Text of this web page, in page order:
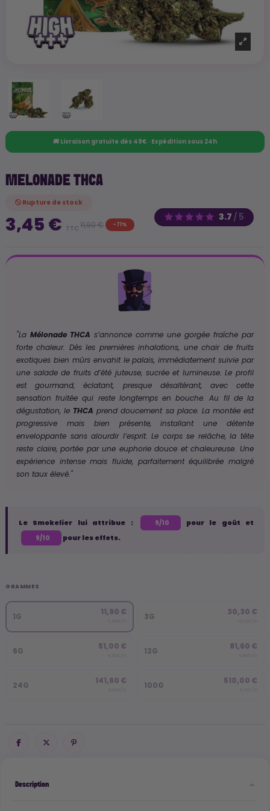
🚚 Livraison gratuite dès 49€ · Expédition sous 24h
MELONADE THCA
3.7 / 5
Rupture de stock
3,45 € TTC 11,90 € -71%
"La Mélonade THCA s’annonce comme une gorgée fraîche par
forte chaleur. Dès les premières inhalations, une chair de fruits
exotiques bien mûrs envahit le palais, immédiatement suivie par
une salade de fruits d’été juteuse, sucrée et lumineuse. Le profil
est gourmand, éclatant, presque désaltérant, avec cette
sensation fruitée qui reste longtemps en bouche. Au fil de la
dégustation, le THCA prend doucement sa place. La montée est
progressive mais bien présente, installant une détente
enveloppante sans alourdir l’esprit. Le corps se relâche, la tête
reste claire, portée par une euphorie douce et chaleureuse. Une
expérience intense mais fluide, parfaitement équilibrée malgré
son taux élevé."
Le Smokelier lui attribue : 9/10 pour le goût et
9/10 pour les effets.
GRAMMES
1G 11,90 € 3G 30,30 €
6G 51,00 € 12G 81,60 €
24G 141,60 € 100G 510,00 €
Description